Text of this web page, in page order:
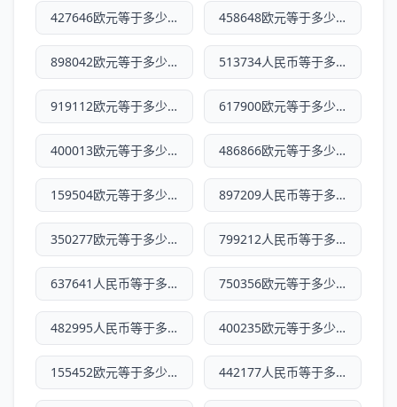
427646欧元等于多少人民币 458648欧元等于多少人民币
898042欧元等于多少人民币 513734人民币等于多少欧元
919112欧元等于多少人民币 617900欧元等于多少人民币
400013欧元等于多少人民币 486866欧元等于多少人民币
159504欧元等于多少人民币 897209人民币等于多少欧元
350277欧元等于多少人民币 799212人民币等于多少欧元
637641人民币等于多少欧元 750356欧元等于多少人民币
482995人民币等于多少欧元 400235欧元等于多少人民币
155452欧元等于多少人民币 442177人民币等于多少欧元